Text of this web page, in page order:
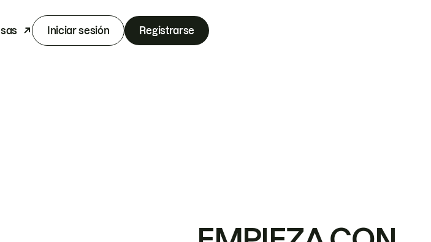
Iniciar sesión Registrarse